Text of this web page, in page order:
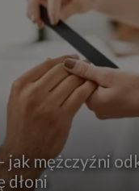
jak mężczyźni
dłoni